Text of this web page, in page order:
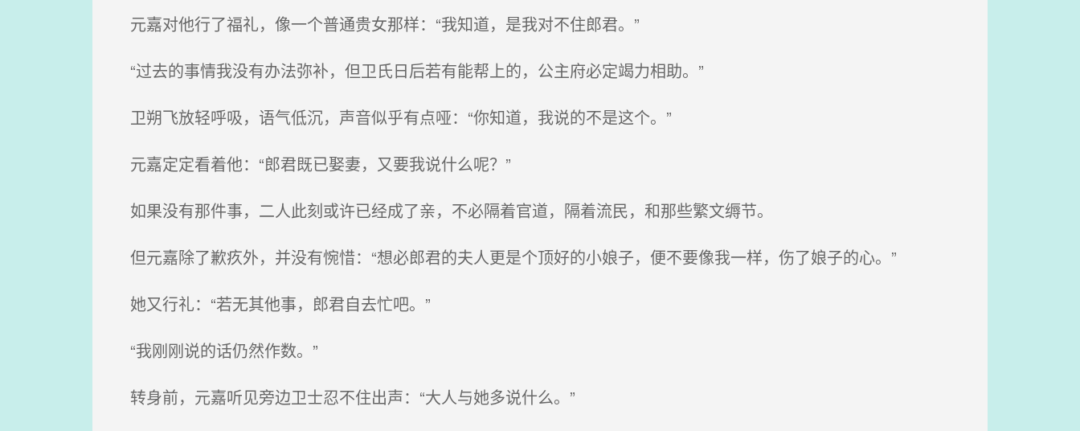
元嘉对他行了福礼，像一个普通贵女那样：“我知道，是我对不住郎君。”
“过去的事情我没有办法弥补，但卫氏日后若有能帮上的，公主府必定竭力相助。”
卫朔飞放轻呼吸，语气低沉，声音似乎有点哑：“你知道，我说的不是这个。”
元嘉定定看着他：“郎君既已娶妻，又要我说什么呢？”
如果没有那件事，二人此刻或许已经成了亲，不必隔着官道，隔着流民，和那些繁文缛节。
但元嘉除了歉疚外，并没有惋惜：“想必郎君的夫人更是个顶好的小娘子，便不要像我一样，伤了娘子的心。”
她又行礼：“若无其他事，郎君自去忙吧。”
“我刚刚说的话仍然作数。”
转身前，元嘉听见旁边卫士忍不住出声：“大人与她多说什么。”